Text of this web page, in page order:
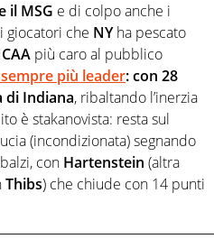
il MSG e di colpo anche i
giocatori che NYha pescato
più caro al pubblico
più leader: con 28
di Indiana, ribaltando l’inerzia
è stakanovista: resta sul
(incondizionata) segnando
con Hartenstein (altra
Thibs) che chiude con 14 punti